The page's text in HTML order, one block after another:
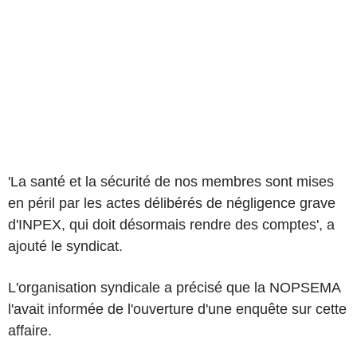
'La santé et la sécurité de nos membres sont mises
en péril par les actes délibérés de négligence grave
d'INPEX, qui doit désormais rendre des comptes', a
ajouté le syndicat.
L'organisation syndicale a précisé que la NOPSEMA
l'avait informée de l'ouverture d'une enquête sur cette
affaire.